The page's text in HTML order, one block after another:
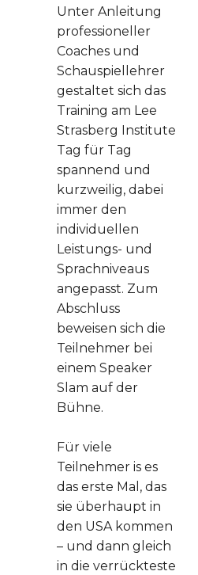
Unter Anleitung
professioneller
Coaches und
Schauspiellehrer
gestaltet sich das
Training am Lee
Strasberg Institute
Tag für Tag
spannend und
kurzweilig, dabei
immer den
individuellen
Leistungs- und
Sprachniveaus
angepasst. Zum
Abschluss
beweisen sich die
Teilnehmer bei
einem Speaker
Slam auf der
Bühne.
Für viele
Teilnehmer is es
das erste Mal, das
sie überhaupt in
den USA kommen
– und dann gleich
in die verrückteste